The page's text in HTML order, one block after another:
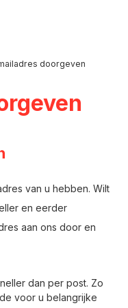
doorgeven
van u hebben. Wilt
en eerder
aan ons door en
dan per post. Zo
voor u belangrijke